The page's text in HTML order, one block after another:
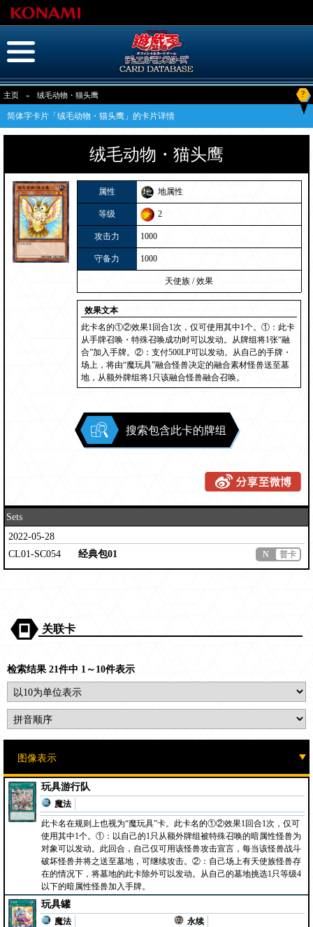
主页 » 绒毛动物・猫头鹰 ?
简体字卡片「绒毛动物・猫头鹰」的卡片详情
绒毛动物・猫头鹰
属性 地属性
等级 2
攻击力 1000
守备力 1000
天使族 / 效果
效果文本
此卡名的①②效果1回合1次，仅可使用其中1个。①：此卡
从手牌召唤・特殊召唤成功时可以发动。从牌组将1张“融
合”加入手牌。②：支付500LP可以发动。从自己的手牌・
场上，将由“魔玩具”融合怪兽决定的融合素材怪兽送至墓
地，从额外牌组将1只该融合怪兽融合召唤。
搜索包含此卡的牌组
Sets
2022-05-28
CL01-SC054
经典包01 N 普卡
关联卡
检索结果 21件中 1～10件表示
玩具游行队
魔法
此卡名在规则上也视为“魔玩具”卡。此卡名的①②效果1回合1次，仅可
使用其中1个。①：以自己的1只从额外牌组被特殊召唤的暗属性怪兽为
对象可以发动。此回合，自己仅可用该怪兽攻击宣言，每当该怪兽战斗
破坏怪兽并将之送至墓地，可继续攻击。②：自己场上有天使族怪兽存
在的情况下，将墓地的此卡除外可以发动。从自己的墓地挑选1只等级4
以下的暗属性怪兽加入手牌。
玩具罐
魔法
永续